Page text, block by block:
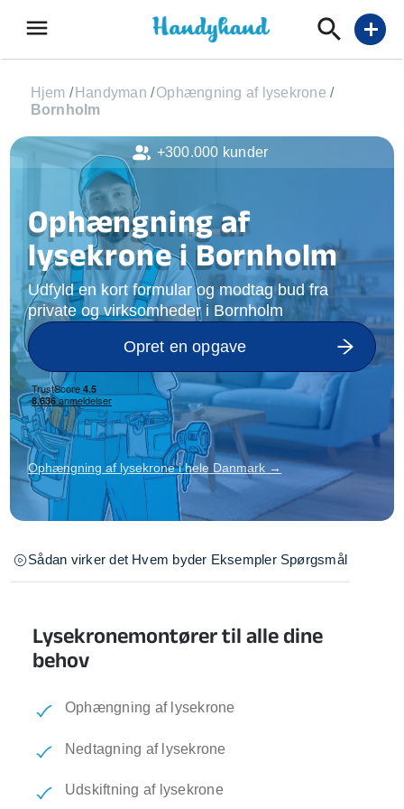
menu add
Hjem / Handyman /Ophængning af lysekrone /
Bornholm
Ophængning af
lysekrone i Bornholm
Udfyld en kort formular og modtag bud fra
private og virksomheder i Bornholm
Opret en opgave
Ophængning af lysekrone i hele Danmark →
Sådan virker det Hvem byder Eksempler Spørgsmål
Lysekronemontører til alle dine
behov
Ophængning af lysekrone
Nedtagning af lysekrone
Udskiftning af lysekrone
+300.000 kunder